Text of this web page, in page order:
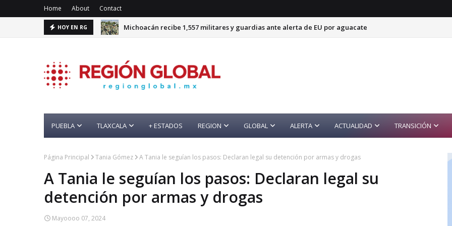
Home About Contact
HOY EN RG Michoacán recibe 1,557 militares y guardias ante alerta de EU por aguacate
PUEBLA TLAXCALA + ESTADOS REGION GLOBAL ALERTA ACTUALIDAD TRANSICIÓN
Página Principal Tania Gómez A Tania le seguían los pasos: Declaran legal su detención por armas y drogas
A Tania le seguían los pasos: Declaran legal su
detención por armas y drogas
Mayoooo 07, 2024